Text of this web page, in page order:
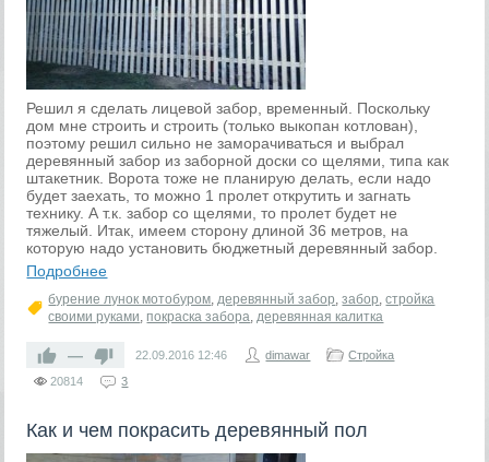
Решил я сделать лицевой забор, временный. Поскольку
дом мне строить и строить (только выкопан котлован),
поэтому решил сильно не заморачиваться и выбрал
деревянный забор из заборной доски со щелями, типа как
штакетник. Ворота тоже не планирую делать, если надо
будет заехать, то можно 1 пролет открутить и загнать
технику. А т.к. забор со щелями, то пролет будет не
тяжелый. Итак, имеем сторону длиной 36 метров, на
которую надо установить бюджетный деревянный забор.
Подробнее
бурение лунок мотобуром,деревянный забор,забор,стройка
своими руками, покраска забора,деревянная калитка
— 22.09.2016 12:46 dimawar
Стройка
20814
3
Как и чем покрасить деревянный пол